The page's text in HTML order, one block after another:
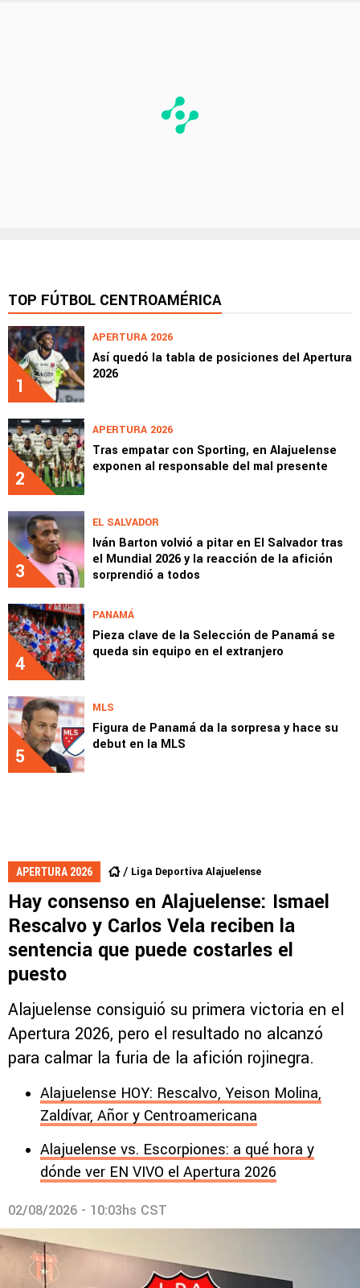
TOP FÚTBOL CENTROAMÉRICA
1
APERTURA 2026
Así quedó la tabla de posiciones del Apertura
2026
2
APERTURA 2026
Tras empatar con Sporting, en Alajuelense
exponen al responsable del mal presente
3
EL SALVADOR
Iván Barton volvió a pitar en El Salvador tras
el Mundial 2026 y la reacción de la afición
sorprendió a todos
4
PANAMÁ
Pieza clave de la Selección de Panamá se
queda sin equipo en el extranjero
5
MLS
Figura de Panamá da la sorpresa y hace su
debut en la MLS
APERTURA 2026 Liga Deportiva Alajuelense
Hay consenso en Alajuelense: Ismael
Rescalvo y Carlos Vela reciben la
sentencia que puede costarles el
puesto
Alajuelense consiguió su primera victoria en el
Apertura 2026, pero el resultado no alcanzó
para calmar la furia de la afición rojinegra.
Alajuelense HOY: Rescalvo, Yeison Molina,
Zaldívar, Añor y Centroamericana
Alajuelense vs. Escorpiones: a qué hora y
dónde ver EN VIVO el Apertura 2026
02/08/2026 - 10:03hs CST